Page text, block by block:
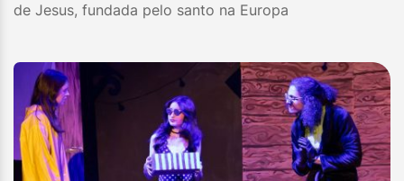
de Jesus, fundada pelo santo na Europa